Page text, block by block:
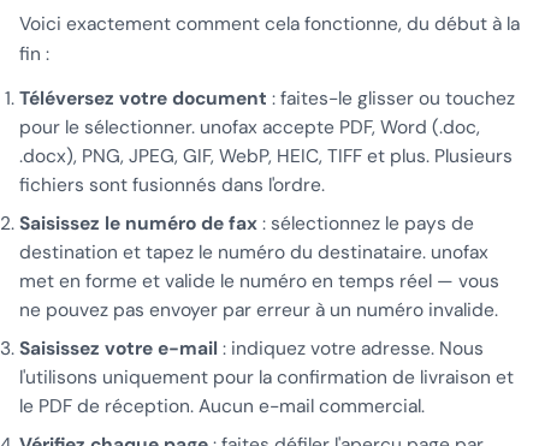
Voici exactement comment cela fonctionne, du début à la
fin :
Téléversez votre document : faites-le glisser ou touchez
pour le sélectionner. unofax accepte PDF, Word (.doc,
.docx), PNG, JPEG, GIF, WebP, HEIC, TIFF et plus. Plusieurs
fichiers sont fusionnés dans l'ordre.
Saisissez le numéro de fax : sélectionnez le pays de
destination et tapez le numéro du destinataire. unofax
met en forme et valide le numéro en temps réel — vous
ne pouvez pas envoyer par erreur à un numéro invalide.
Saisissez votre e-mail : indiquez votre adresse. Nous
l'utilisons uniquement pour la confirmation de livraison et
le PDF de réception. Aucun e-mail commercial.